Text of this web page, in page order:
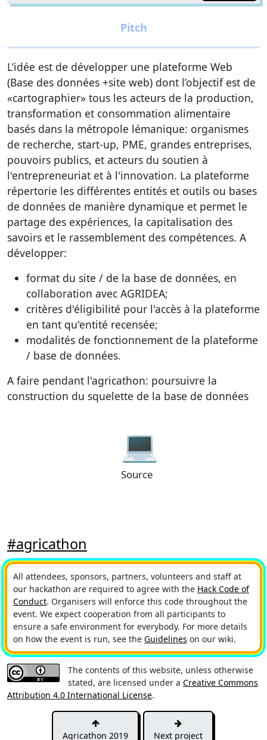
L’idée est de développer une plateforme Web
(Base des données +site web) dont l’objectif est de
«cartographier» tous les acteurs de la production,
transformation et consommation alimentaire
basés dans la métropole lémanique: organismes
de recherche, start-up, PME, grandes entreprises,
pouvoirs publics, et acteurs du soutien à
l'entrepreneuriat et à l'innovation. La plateforme
répertorie les différentes entités et outils ou bases
de données de manière dynamique et permet le
partage des expériences, la capitalisation des
savoirs et le rassemblement des compétences. A
développer:
format du site / de la base de données, en
collaboration avec AGRIDEA;
critères d'éligibilité pour l'accès à la plateforme
en tant qu'entité recensée;
modalités de fonctionnement de la plateforme
/ base de données.
A faire pendant l'agricathon: poursuivre la
construction du squelette de la base de données
💻
Source
#agricathon
All attendees, sponsors, partners, volunteers and staff at
our hackathon are required to agree with the Hack Code of
Conduct. Organisers will enforce this code throughout the
event. We expect cooperation from all participants to
ensure a safe environment for everybody. For more details
on how the event is run, see the Guidelines on our wiki.
The contents of this website, unless otherwise
stated, are licensed under a Creative Commons
Attribution 4.0 International License.
Agricathon 2019 Next project